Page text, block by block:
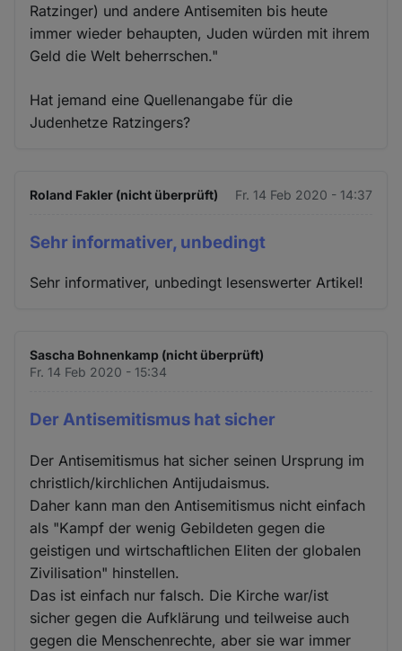
Ratzinger) und andere Antisemiten bis heute
immer wieder behaupten, Juden würden mit ihrem
Geld die Welt beherrschen."
Hat jemand eine Quellenangabe für die
Judenhetze Ratzingers?
Roland Fakler (nicht überprüft) Fr. 14 Feb 2020 - 14:37
Sehr informativer, unbedingt
Sehr informativer, unbedingt lesenswerter Artikel!
Sascha Bohnenkamp (nicht überprüft)
Fr. 14 Feb 2020 - 15:34
Der Antisemitismus hat sicher
Der Antisemitismus hat sicher seinen Ursprung im
christlich/kirchlichen Antijudaismus.
Daher kann man den Antisemitismus nicht einfach
als "Kampf der wenig Gebildeten gegen die
geistigen und wirtschaftlichen Eliten der globalen
Zivilisation" hinstellen.
Das ist einfach nur falsch. Die Kirche war/ist
sicher gegen die Aufklärung und teilweise auch
gegen die Menschenrechte, aber sie war immer